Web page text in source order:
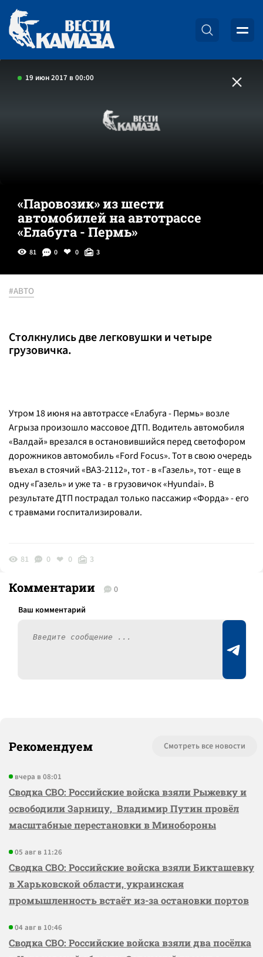
19 июн 2017 в 00:00
«Паровозик» из шести
автомобилей на автотрассе
«Елабуга - Пермь»
81 0 0 3
#АВТО
Столкнулись две легковушки и четыре
грузовичка.
Утром 18 июня на автотрассе «Елабуга - Пермь» возле
Агрыза произошло массовое ДТП. Водитель автомобиля
«Валдай» врезался в остановившийся перед светофором
дорожников автомобиль «Ford Focus». Тот в свою очередь
въехал в стоячий «ВАЗ-2112», тот - в «Газель», тот - еще в
одну «Газель» и уже та - в грузовичок «Hyundai». В
результате ДТП пострадал только пассажир «Форда» - его
с травмами госпитализировали.
81 0 0 3
Комментарии 0
Рекомендуем Смотреть все новости
вчера в 08:01
Сводка СВО: Российские войска взяли Рыжевку и
освободили Зарницу, Владимир Путин провёл
масштабные перестановки в Минобороны
05 авг в 11:26
Сводка СВО: Российские войска взяли Бикташевку
в Харьковской области, украинская
промышленность встаёт из-за остановки портов
04 авг в 10:46
Сводка СВО: Российские войска взяли два посёлка